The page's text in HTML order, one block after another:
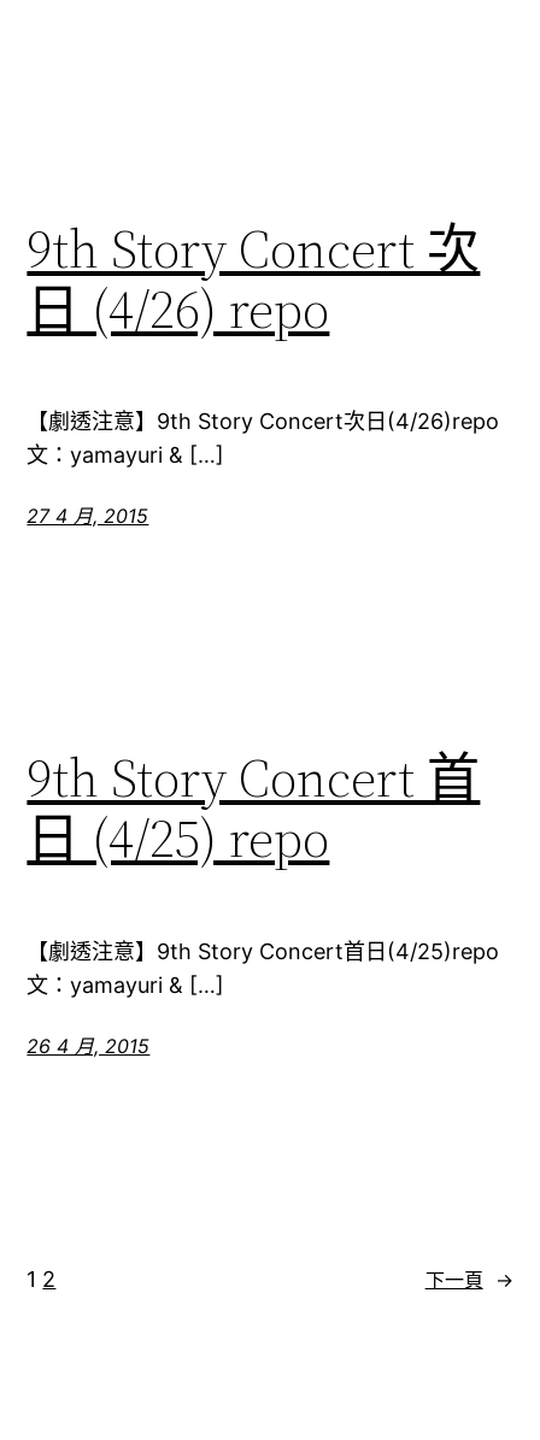
9th Story Concert 次
日 (4/26) repo
【劇透注意】9th Story Concert次日(4/26)repo
文：yamayuri & […]
27 4 月, 2015
9th Story Concert 首
日 (4/25) repo
【劇透注意】9th Story Concert首日(4/25)repo
文：yamayuri & […]
26 4 月, 2015
1 2 下一頁 →